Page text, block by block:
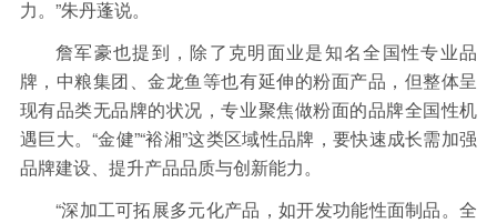
力。”朱丹蓬说。
詹军豪也提到，除了克明面业是知名全国性专业品
牌，中粮集团、金龙鱼等也有延伸的粉面产品，但整体呈
现有品类无品牌的状况，专业聚焦做粉面的品牌全国性机
遇巨大。“金健”“裕湘”这类区域性品牌，要快速成长需加强
品牌建设、提升产品品质与创新能力。
“深加工可拓展多元化产品，如开发功能性面制品。全